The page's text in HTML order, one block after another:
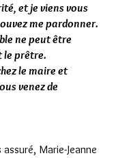
et je viens vous
me pardonner.
ne peut être
le prêtre.
le maire et
venez de
Marie-Jeanne